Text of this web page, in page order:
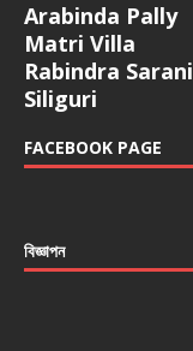
Arabinda Pally
Matri Villa
Rabindra Sarani
Siliguri
FACEBOOK PAGE
বিজ্ঞাপন